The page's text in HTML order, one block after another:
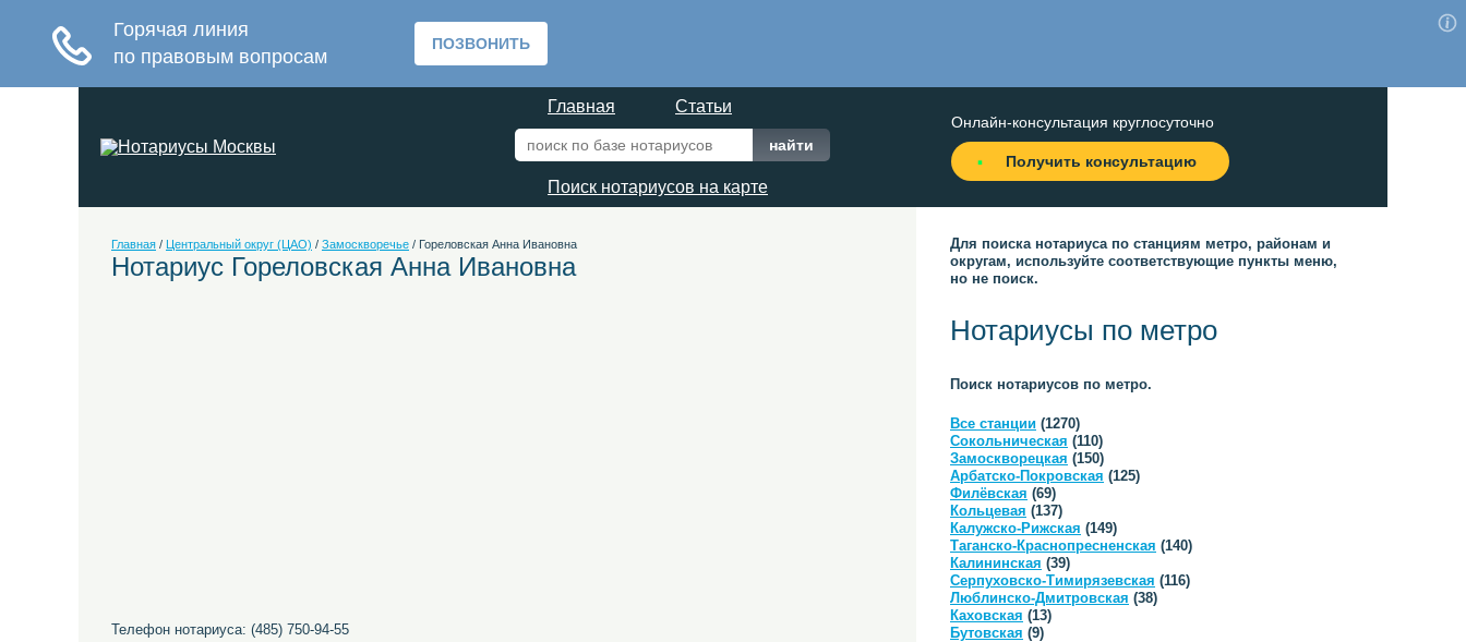
Главная Статьи
Поиск нотариусов на карте
Онлайн-консультация круглосуточно
Получить консультацию
Главная / Центральный округ (ЦАО) / Замоскворечье / Гореловская Анна Ивановна
Нотариус Гореловская Анна Ивановна
Телефон нотариуса: (485) 750-94-55
Для поиска нотариуса по станциям метро, районам и
округам, используйте соответствующие пункты меню,
но не поиск.
Нотариусы по метро
Поиск нотариусов по метро.
Все станции (1270)
Сокольническая (110)
Замоскворецкая (150)
Арбатско-Покровская (125)
Филёвская (69)
Кольцевая (137)
Калужско-Рижская (149)
Таганско-Краснопресненская (140)
Калининская (39)
Серпуховско-Тимирязевская (116)
Люблинско-Дмитровская (38)
Каховская (13)
Бутовская (9)